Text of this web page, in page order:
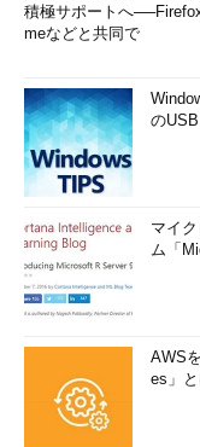
積極サポートへ
meなどと共同で
の
マイ
ム「
AWS
es」